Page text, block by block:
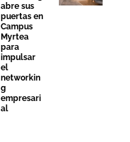
abre sus
puertas en
Campus
Myrtea
para
impulsar
el
networkin
g
empresari
al